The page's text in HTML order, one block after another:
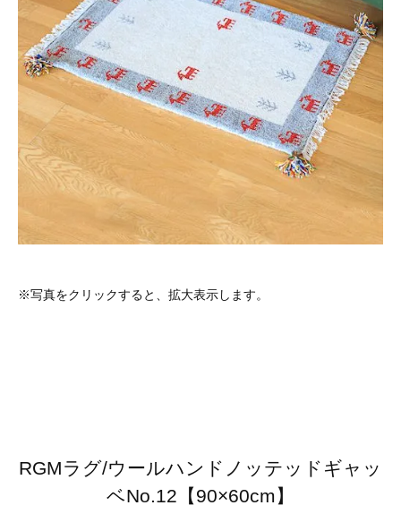
※写真をクリックすると、拡大表示します。
RGMラグ/ウールハンドノッテッドギャッ
ベNo.12【90×60cm】